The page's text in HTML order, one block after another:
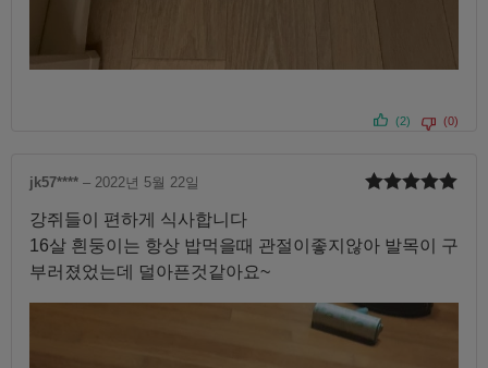
(2) (0)
jk57**** – 2022년 5월 22일
강쥐들이 편하게 식사합니다
16살 흰둥이는 항상 밥먹을때 관절이좋지않아 발목이 구
부러졌었는데 덜아픈것같아요~